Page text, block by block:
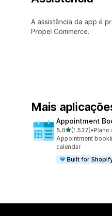
A assistência da app é
Propel Commerce.
Mais
Appointment
5,0de 5 estrelas
(1.537)
1537 total de
•Plano
Appointment
calendar
Built for